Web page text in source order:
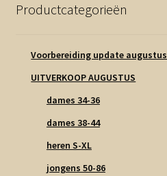
Productcategorieën
Voorbereiding update augustus
UITVERKOOP AUGUSTUS
dames 34-36
dames 38-44
heren S-XL
jongens 50-86